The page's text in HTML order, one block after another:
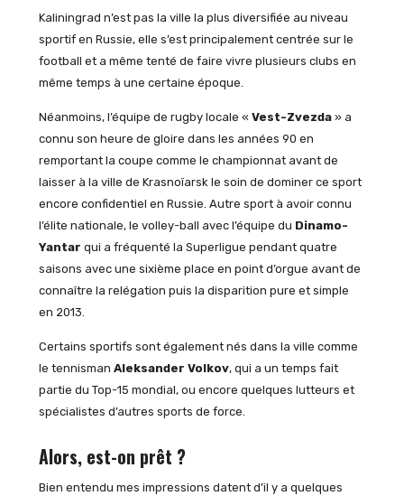
Kaliningrad n’est pas la ville la plus diversifiée au niveau
sportif en Russie, elle s’est principalement centrée sur le
football et a même tenté de faire vivre plusieurs clubs en
même temps à une certaine époque.
Néanmoins, l’équipe de rugby locale « Vest-Zvezda» a
connu son heure de gloire dans les années 90 en
remportant la coupe comme le championnat avant de
laisser à la ville de Krasnoïarsk le soin de dominer ce sport
encore confidentiel en Russie. Autre sport à avoir connu
l’élite nationale, le volley-ball avec l’équipe du Dinamo-
Yantar qui a fréquenté la Superligue pendant quatre
saisons avec une sixième place en point d’orgue avant de
connaître la relégation puis la disparition pure et simple
en 2013.
Certains sportifs sont également nés dans la ville comme
le tennisman Aleksander Volkov, qui a un temps fait
partie du Top-15 mondial, ou encore quelques lutteurs et
spécialistes d’autres sports de force.
Alors, est-on prêt ?
Bien entendu mes impressions datent d’il y a quelques